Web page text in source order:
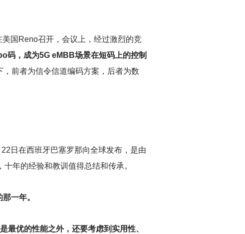
国Reno召开，会议上，经过激烈的竞
码，成为5G eMBB场景在短码上的控制
前者为信令信道编码方案，后者为数
日在西班牙巴塞罗那向全球发布，是由
年的经验和教训值得总结和传承。
一年。
最优的性能之外，还要考虑到实用性、